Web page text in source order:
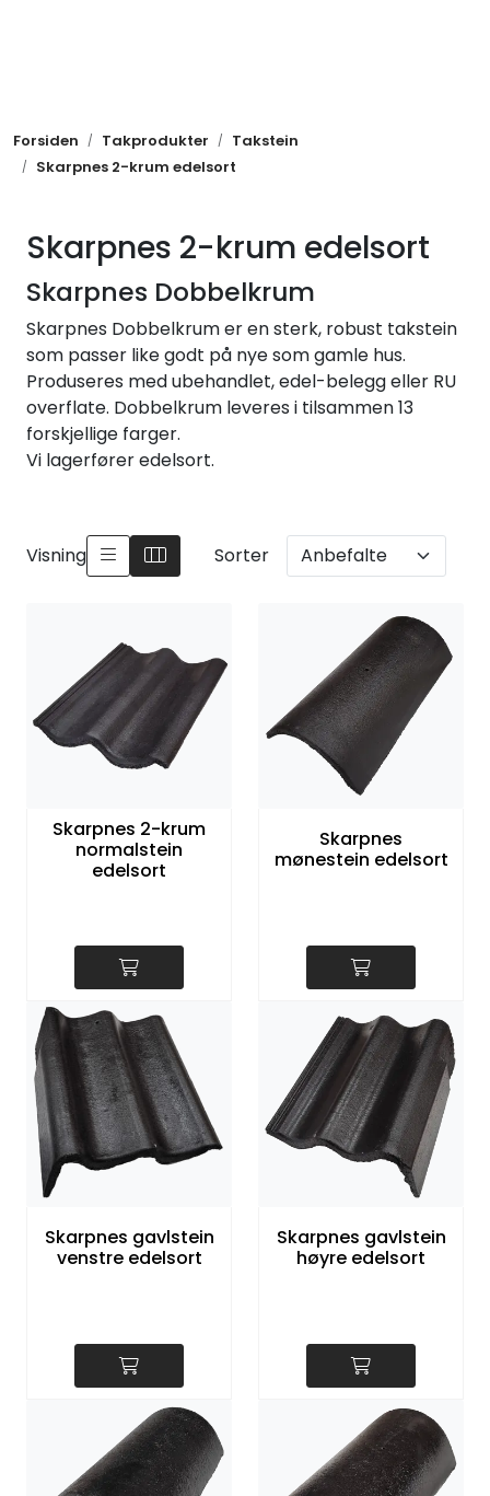
Forsiden Takprodukter
Takstein
Skarpnes 2-krum edelsort
Skarpnes 2-krum edelsort
Skarpnes Dobbelkrum
Skarpnes Dobbelkrum er en sterk, robust takstein
som passer like godt på nye som gamle hus.
Produseres med ubehandlet, edel-belegg eller RU
overflate. Dobbelkrum leveres i tilsammen 13
forskjellige farger.
Vi lagerfører edelsort.
Visning Sorter
Skarpnes 2-krum
normalstein
edelsort
Skarpnes
mønestein edelsort
Skarpnes gavlstein
venstre edelsort
Skarpnes gavlstein
høyre edelsort
Takprodukter
Ventilasjon
Festemidler
Andre produkter
Nye produkter